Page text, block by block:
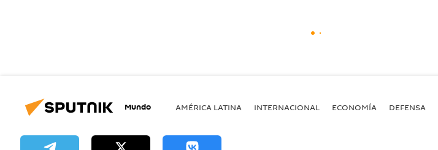
Mundo AMÉRICA LATINA INTERNACIONAL ECONOMÍA DEFENSA